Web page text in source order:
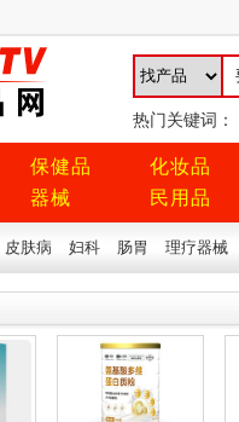
热门关键词：
保健品
器械
化妆品
民用品
皮肤病 妇科 肠胃 理疗器械